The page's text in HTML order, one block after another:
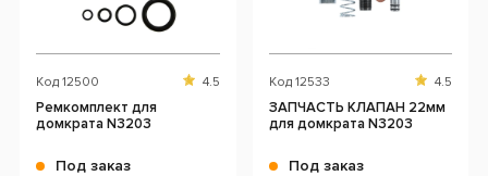
Код 12500 4.5
Ремкомплект для
домкрата N3203
Под заказ
Код 12533 4.5
ЗАПЧАСТЬ КЛАПАН 22мм
для домкрата N3203
Под заказ